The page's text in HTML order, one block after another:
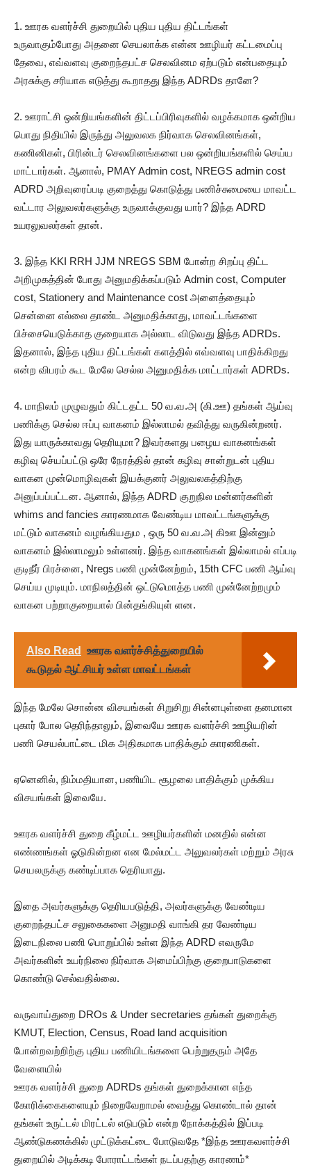
1. ஊரக வளர்ச்சி துறையில் புதிய புதிய திட்டங்கள்
உருவாகும்போது அதனை செயலாக்க என்ன ஊழியர் கட்டமைப்பு
தேவை, எவ்வளவு குறைந்தபட்ச செலவினம ஏற்படும் என்பதையும்
அரசுக்கு சரியாக எடுத்து கூறாதது இந்த ADRDs தானே?
2. ஊராட்சி ஒன்றியங்களின் திட்டப்பிரிவுகளில் வழக்கமாக ஒன்றிய
பொது நிதியில் இருந்து அலுவலக நிர்வாக செலவினங்கள்,
கணினிகள், பிரின்டர் செலவினங்களை பல ஒன்றியங்களில் செய்ய
மாட்டார்கள். ஆனால், PMAY Admin cost, NREGS admin cost
ADRD அறிவுரைப்படி குறைத்து கொடுத்து பணிச்சுமையை மாவட்ட
வட்டார அலுவலர்களுக்கு உருவாக்குவது யார்? இந்த ADRD
உயரலுவலர்கள் தான்.
3. இந்த KKI RRH JJM NREGS SBM போன்ற சிறப்பு திட்ட
அறிமுகத்தின் போது அனுமதிக்கப்படும் Admin cost, Computer
cost, Stationery and Maintenance cost அனைத்தையும்
சென்னை எல்லை தாண்ட அனுமதிக்காது, மாவட்டங்களை
பிச்சையெடுக்காத குறையாக அல்லாட விடுவது இந்த ADRDs.
இதனால், இந்த புதிய திட்டங்கள் களத்தில் எவ்வளவு பாதிக்கிறது
என்ற விபரம் கூட மேலே செல்ல அனுமதிக்க மாட்டார்கள் ADRDs.
4. மாநிலம் முழுவதும் கிட்டதட்ட 50 வ.வ.அ (கி.ஊ) தங்கள் ஆய்வு
பணிக்கு செல்ல ஈப்பு வாகனம் இல்லாமல் தவித்து வருகின்றனர்.
இது யாருக்காவது தெரியுமா? இவர்களது பழைய வாகனங்கள்
கழிவு செ்யப்பட்டு ஒரே நேரத்தில் தான் கழிவு சான்றுடன் புதிய
வாகன முன்மொழிவுகள் இயக்குனர் அலுவலகத்திற்கு
அனுப்பப்பட்டன. ஆனால், இந்த ADRD குறுநில மன்னர்களின்
whims and fancies காரணமாக வேண்டிய மாவட்டங்களுக்கு
மட்டும் வாகனம் வழங்கியதும , ஒரு 50 வ.வ.அ கிஊ இன்னும்
வாகனம் இல்லாமலும் உள்ளனர். இந்த வாகனங்கள் இல்லாமல் எப்படி
குடிநீர் பிரச்னை, Nregs பணி முன்னேற்றம், 15th CFC பணி ஆய்வு
செய்ய முடியும். மாநிலத்தின் ஒட்டுமொத்த பணி முன்னேற்றமும்
வாகன பற்றாகுறையால் பின்தங்கியுள் ளன.
Also Read
ஊரக வளர்ச்சித்துறையில்
கூடுதல் ஆட்சியர் உள்ள மாவட்டங்கள்
இந்த மேலே சொன்ன விசயங்கள் சிறுசிறு சின்னபுள்ளை தனமான
புகார் போல தெரிந்தாலும், இவையே ஊரக வளர்ச்சி ஊழியரின்
பணி செயல்பாட்டை மிக அதிகமாக பாதிக்கும் காரணிகள்.
ஏனெனில், நிம்மதியான, பணியிட சூழலை பாதிக்கும் முக்கிய
விசயங்கள் இவையே.
ஊரக வளர்ச்சி துறை கீழ்மட்ட ஊழியர்களின் மனதில் என்ன
எண்ணங்கள் ஓடுகின்றன என மேல்மட்ட அலுவலர்கள் மற்றும் அரசு
செயலருக்கு கண்டிப்பாக தெரியாது.
இதை அவர்களுக்கு தெரியபடுத்தி, அவர்களுக்கு வேண்டிய
குறைந்தபட்ச சலுகைகளை அனுமதி வாங்கி தர வேண்டிய
இடைநிலை பணி பொறுப்பில் உள்ள இந்த ADRD எவருமே
அவர்களின் உயர்நிலை நிர்வாக அமைப்பிற்கு குறைபாடுகளை
கொண்டு செல்வதில்லை.
வருவாய்துறை DROs & Under secretaries தங்கள் துறைக்கு
KMUT, Election, Census, Road land acquisition
போன்றவற்றிற்கு புதிய பணியிடங்களை பெற்றுதரும் அதே
வேளையில்
ஊரக வளர்ச்சி துறை ADRDs தங்கள் துறைக்கான எந்த
கோரிக்கைகளையும் நிறைவேறாமல் வைத்து கொண்டால் தான்
தங்கள் உருட்டல் மிரட்டல் எடுபடும் என்ற நோக்கத்தில் இப்படி
ஆண்டுகணக்கில் முட்டுக்கட்டை போடுவதே *இந்த ஊரகவளர்ச்சி
துறையில் அடிக்கடி போராட்டங்கள் நடப்பதற்கு காரணம்*